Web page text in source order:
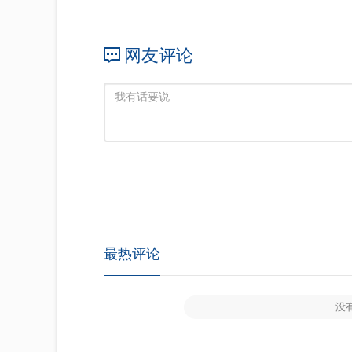
网友评论
最热评论
没